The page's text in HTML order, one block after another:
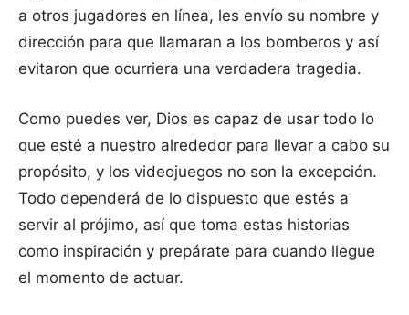
a otros jugadores en línea, les envío su nombre y
dirección para que llamaran a los bomberos y así
evitaron que ocurriera una verdadera tragedia.
Como puedes ver, Dios es capaz de usar todo lo
que esté a nuestro alrededor para llevar a cabo su
propósito, y los videojuegos no son la excepción.
Todo dependerá de lo dispuesto que estés a
servir al prójimo, así que toma estas historias
como inspiración y prepárate para cuando llegue
el momento de actuar.